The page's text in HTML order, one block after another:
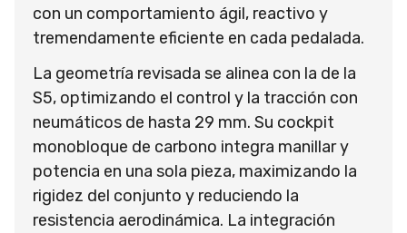
con un comportamiento ágil, reactivo y
tremendamente eficiente en cada pedalada.
La geometría revisada se alinea con la de la
S5, optimizando el control y la tracción con
neumáticos de hasta 29 mm. Su cockpit
monobloque de carbono integra manillar y
potencia en una sola pieza, maximizando la
rigidez del conjunto y reduciendo la
resistencia aerodinámica. La integración